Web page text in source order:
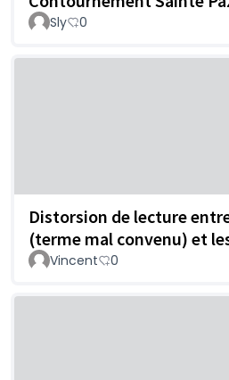
Sly 0
Distorsion de lecture
(terme mal convenu) et
Vincent 0